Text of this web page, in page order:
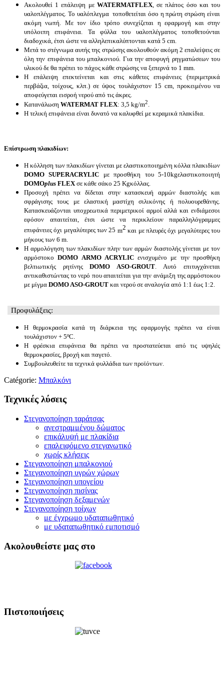
Ακολουθεί 1 επάλειψη με WATERMATFLEX, σε πλάτος όσο και του
υαλοπλέγματος. Το υαλόπλεγμα τοποθετείται όσο η πρώτη στρώση είναι
ακόμη νωπή. Με τον ίδιο τρόπο συνεχίζεται η εφαρμογή και στην
υπόλοιπη επιφάνεια. Τα φύλλα του υαλοπλέγματος τοποθετούνται
διαδοχικά, έτσι ώστε να αλληλεπικαλύπτονται κατά 5 cm.
Μετά το στέγνωμα αυτής της στρώσης ακολουθούν ακόμη 2 επαλείψεις σε
όλη την επιφάνεια του μπαλκονιού. Για την αποφυγή ρηγματώσεων του
υλικού δε θα πρέπει το πάχος κάθε στρώσης να ξεπερνά το 1 mm.
Η επάλειψη επεκτείνεται και στις κάθετες επιφάνειες (περιμετρικά
περβάζια, τοίχους, κλπ.) σε ύψος τουλάχιστον 15 cm, προκειμένου να
αποφεύγεται εισροή νερού από τις άκρες.
Κατανάλωση WATERMAT FLEX: 3,5 kg/m2.
Η τελική επιφάνεια είναι δυνατό να καλυφθεί με κεραμικά πλακίδια.
Επίστρωση πλακιδίων:
Η κόλληση των πλακιδίων γίνεται με ελαστικοποιημένη κόλλα πλακιδίων
DOMO SUPERACRYLIC με προσθήκη του 5-10kgελαστικοποιητή
DOMOplus FLEXσε κάθε σάκο 25 Kgκόλλας.
Προσοχή πρέπει να δίδεται στην κατασκευή αρμών διαστολής και
σφράγισης τους με ελαστική μαστίχη σιλικόνης ή πολυουρεθάνης.
Κατασκευάζονται υποχρεωτικά περιμετρικοί αρμοί αλλά και ενδιάμεσοι
εφόσον απαιτείται, έτσι ώστε να περικλείουν παραλληλόγραμμες
επιφάνειες όχι μεγαλύτερες των 25 m2 και με πλευρές όχι μεγαλύτερες του
μήκους των 6 m
Η αρμολόγηση των πλακιδίων πλην των αρμών διαστολής γίνεται με τον
αρμόστοκοDOMO ARMO ACRYLICενισχυμένο με την προσθήκη
βελτιωτικής ρητίνηςDOMO ASO-GROUT. Αυτό επιτυγχάνεται
αντικαθιστώντας το νερό που απαιτείται για την ανάμιξη της αρμόστοκου
με μίγμα DOMO ASO-GROUT και νερού σε αναλογία από 1:1 έως 1:2.
Προφυλάξεις:
Η θερμοκρασία κατά τη διάρκεια της εφαρμογής πρέπει να είναι
τουλάχιστον + 5ºC.
Η φρέσκια επιφάνεια θα πρέπει να προστατεύεται από τις υψηλές
θερμοκρασίες, βροχή και παγετό.
Συμβουλευθείτε τα τεχνικά φυλλάδια των προϊόντων.
Catégorie: Μπαλκόνι
Τεχνικές λύσεις
Στεγανοποίηση ταράτσας
ανεστραμμένου δώματος
επικάλυψή με πλακίδια
επαλειφόμενο στεγανωτικό
χωρίς κλήσεις
Στεγανοποίηση μπαλκονιού
Στεγανοποίηση υγρών χώρων
Στεγανοποίηση υπογείου
Στεγανοποίηση πισίνας
Στεγανοποίηση δεξαμενών
Στεγανοποίηση τοίχων
με έγχρωμο υδαταπωθητικό
με υδαταπωθητικό εμποτισμό
Ακολουθείστε μας στο
Πιστοποιήσεις